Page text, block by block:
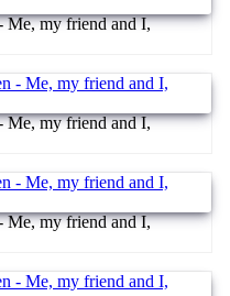
Me, my friend and I,
Me, my friend and I,
Me, my friend and I,